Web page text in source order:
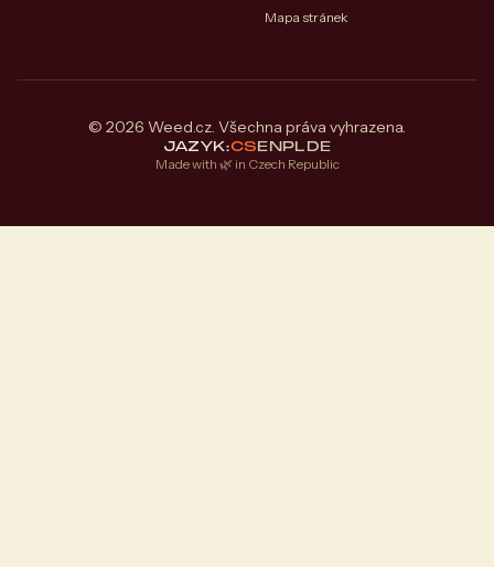
Mapa stránek
© 2026 Weed.cz. Všechna práva vyhrazena.
JAZYK:CSENPLDE
Made with 🌿 in Czech Republic